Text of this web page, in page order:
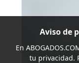
Aviso de
En
tu privacidad.